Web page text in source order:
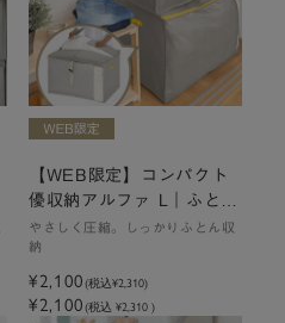
【WEB限定】コンパクト
優収納アルファ L｜ふとん
収納袋
やさしく圧縮。しっかりふとん収
納
¥2,100(税込¥2,310)
¥2,100(税込 ¥2,310 )